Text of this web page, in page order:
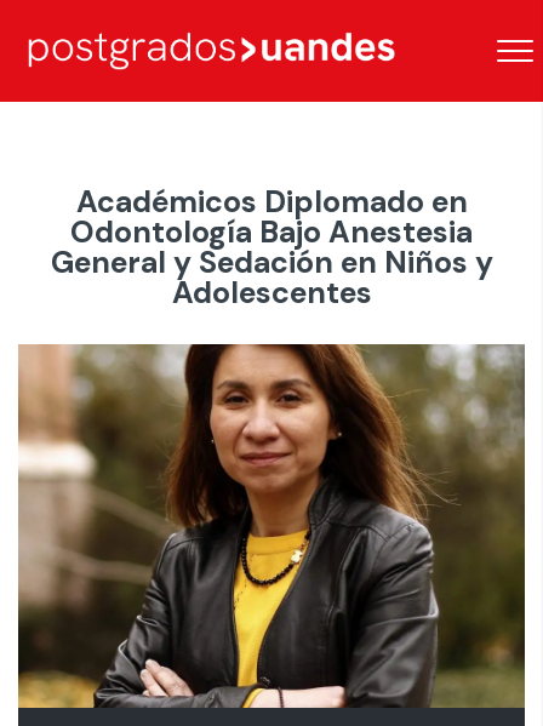
Académicos Diplomado en
Odontología Bajo Anestesia
General y Sedación en Niños y
Adolescentes